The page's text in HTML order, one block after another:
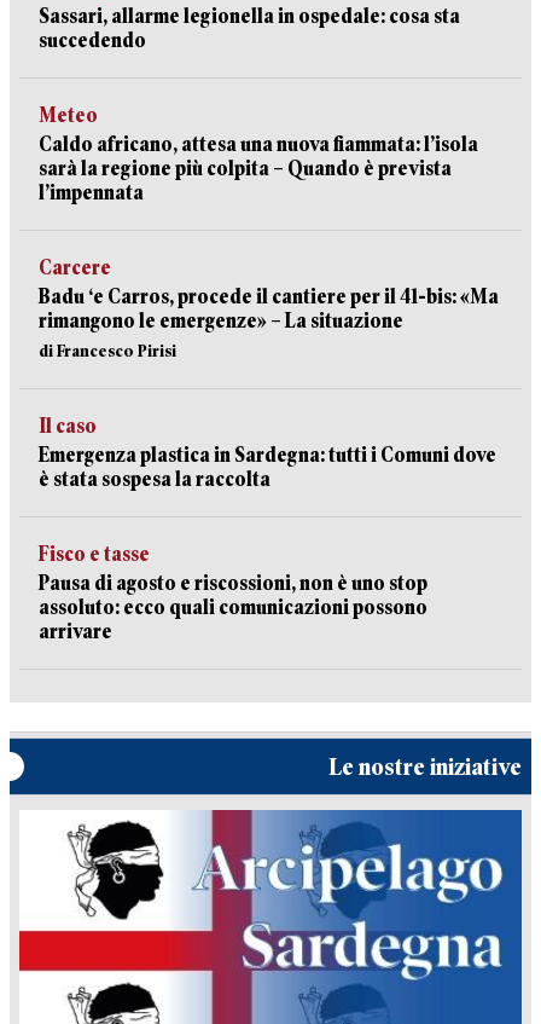
Sassari, allarme legionella in ospedale: cosa sta
succedendo
Meteo
Caldo africano, attesa una nuova fiammata: l’isola
sarà la regione più colpita – Quando è prevista
l’impennata
Carcere
Badu ‘e Carros, procede il cantiere per il 41-bis: «Ma
rimangono le emergenze» – La situazione
di Francesco Pirisi
Il caso
Emergenza plastica in Sardegna: tutti i Comuni dove
è stata sospesa la raccolta
Fisco e tasse
Pausa di agosto e riscossioni, non è uno stop
assoluto: ecco quali comunicazioni possono
arrivare
Le nostre iniziative